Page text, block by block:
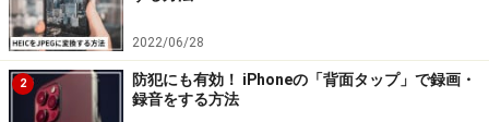
画像内のテキストを認識する「テキスト認識表示」機
能。いままでは英語（アルファベット）にのみ対応して
いましたが、iOS 16からは日本語にも対応します。
2022/06/28
2
防犯にも有効！ iPhoneの「背面タップ」で録画・
録音をする方法